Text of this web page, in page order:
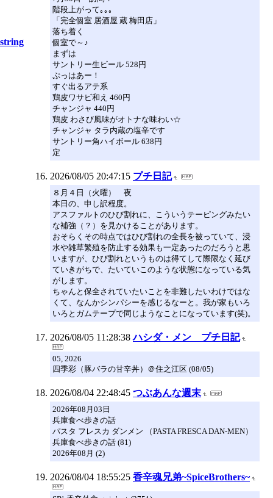
階段上がって｡｡｡
「完全個室 居酒屋 蔵 梅田店」
落ち着く
個室で～♪
まずは
サントリー生ビール 528円
ぷっはあー！
すぐ出るアテ系
鶏皮ワサビ和え 460円
チャンジャ 440円
鶏皮 わさび風味がオトナな味わい☆
チャンジャ タラ内蔵の塩辛です
サントリー角ハイボール 638円
定
2026/08/05 20:47:15 プチ日記
８月４日（火曜） 夜
本日の、申し訳程度。
アスファルトのひび割れに、こういうテーピングみたい
な補強（？）を見かけることがあります。
おそらくその時点ではひび割れの全長を被っていて、浸
水や雑草繁殖を防止する効果も一定あったのだろうと思
いますが、ひび割れというものは得てして際限なく延び
ていきがちで、たいていこのような状態になっている気
がします。
ちゃんと保全されていたいことを非難したいわけではな
くて、なんかシンパシーを感じるなーと。我が家もいろ
いろとガムテープで同じようなことになっています(笑)。
2026/08/05 11:28:38 ハシダ・メン プチ日記
05, 2026
四季彩（豚バラの甘辛丼）＠住之江区 (08/05)
2026/08/04 22:48:45 つぶあんな週末
2026年08月03日
兵庫食べ歩きの話
パスタ フレスカ ダンメン （PASTA FRESCA DAN-MEN）
兵庫食べ歩きの話 (81)
2026年08月 (2)
2026/08/04 18:55:25 香辛魂兄弟~SpiceBrothers~
string